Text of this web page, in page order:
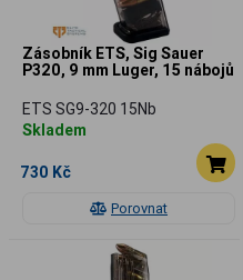
Porovnat
Zásobník ETS, Sig Sauer
P320, 9 mm Luger, 15 nábojů
ETS SG9-320 15Nb
Skladem
730 Kč